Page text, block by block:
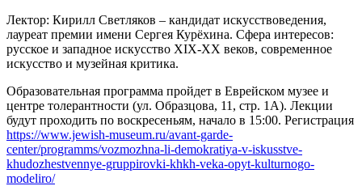
Лектор: Кирилл Светляков – кандидат искусствоведения,
лауреат премии имени Сергея Курёхина. Сфера интересов:
русское и западное искусство XIX-XХ веков, современное
искусство и музейная критика.
Образовательная программа пройдет в Еврейском музее и
центре толерантности (ул. Образцова, 11, стр. 1А). Лекции
будут проходить по воскресеньям, начало в 15:00. Регистрация
https://www.jewish-museum.ru/avant-garde-
center/programms/vozmozhna-li-demokratiya-v-iskusstve-
khudozhestvennye-gruppirovki-khkh-veka-opyt-kulturnogo-
modeliro/